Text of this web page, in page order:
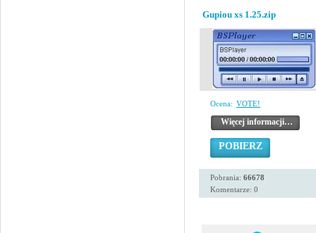
Gupiou xs 1.25.zip
Ocena: VOTE!
Więcej informacji…
POBIERZ
Pobrania: 66678
Komentarze: 0